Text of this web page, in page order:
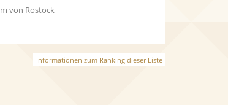
von Rostock
Informationen zum Ranking dieser Liste